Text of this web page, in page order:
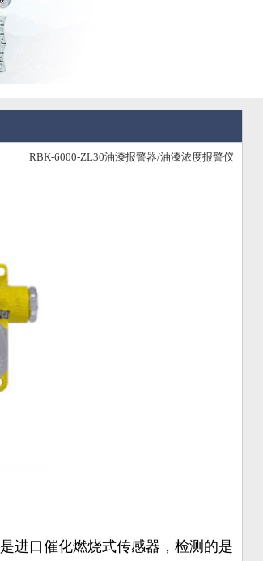
RBK-6000-ZL30油漆报警器/油漆浓度报警仪
进口催化燃烧式传感器，检测的是